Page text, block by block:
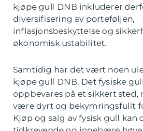
kjøpe gull DNB inkluderer
diversifisering av porteføljen,
inflasjonsbeskyttelse og
økonomisk ustabilitet.
Samtidig har det vært noen
kjøpe gull DNB. Det fysiske
oppbevares på et sikkert sted,
være dyrt og bekymringsfullt
Kjøp og salg av fysisk gull kan